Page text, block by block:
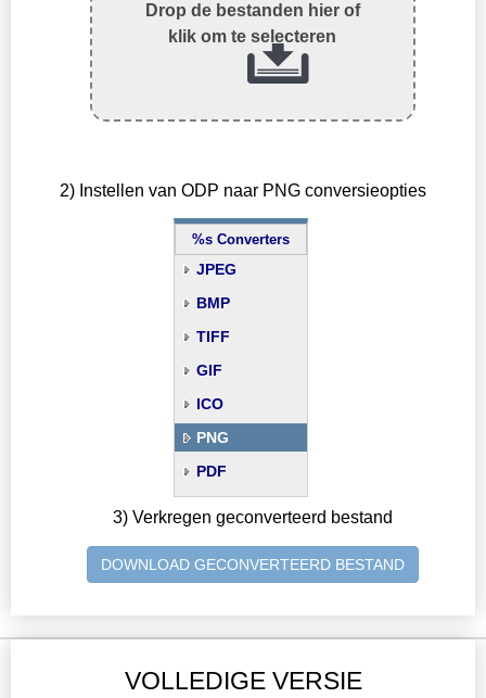
Drop de bestanden hier of
klik om te selecteren
2) Instellen van ODP naar PNG conversieopties
%s Converters
JPEG
BMP
TIFF
GIF
ICO
PNG
PDF
3) Verkregen geconverteerd bestand
DOWNLOAD GECONVERTEERD BESTAND
VOLLEDIGE VERSIE